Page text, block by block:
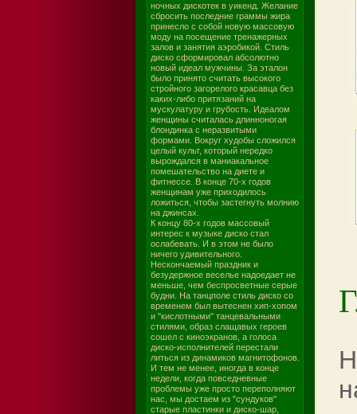
ночных дискотек в уикенд. Желание
сбросить последние граммы жира
принесло с собой новую массовую
моду на посещение тренажерных
залов и занятия аэробикой. Стиль
диско сформировал абсолютно
новый идеал мужчины. За эталон
было принято считать высокого
стройного загорелого красавца без
каких-либо притязаний на
мускулатуру и грубость. Идеалом
женщины считалась длинноногая
блондинка с неразвитыми
формами. Вокруг худобы сложился
целый культ, который нередко
вырождался в маниакальное
помешательство на диете и
фитнессе. В конце 70-х годов
женщинам уже приходилось
ложиться, чтобы застегнуть молнию
на джинсах.
К концу 80-х годов массовый
интерес к музыке диско стал
ослабевать. И в этом не было
ничего удивительного.
Нескончаемый праздник и
безудержное веселье надоедает не
меньше, чем беспросветные серые
будни. На танцполе стиль диско со
временем был вытеснен хип-хопом
и "кислотными" танцевальными
стилями, образ слащавых героев
сошел с киноэкранов, а голоса
диско-исполнителей перестали
литься из динамиков магнитофонов.
И тем не менее, иногда в конце
недели, когда повседневные
проблемы уже просто переполняют
нас, мы достаем из "сундуков"
старые пластинки и диско-шар,